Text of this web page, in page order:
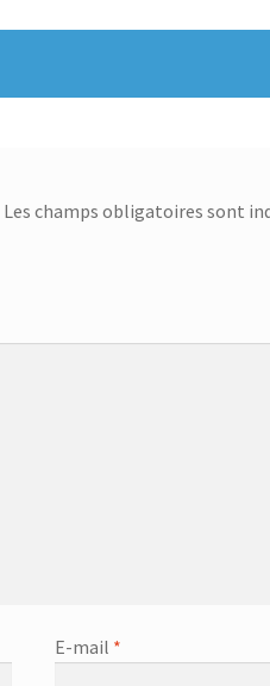
Les champs obligatoires sont
E-mail *